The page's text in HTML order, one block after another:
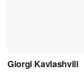
Giorgi Kavlashvili